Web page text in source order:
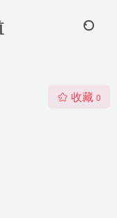
收藏 0